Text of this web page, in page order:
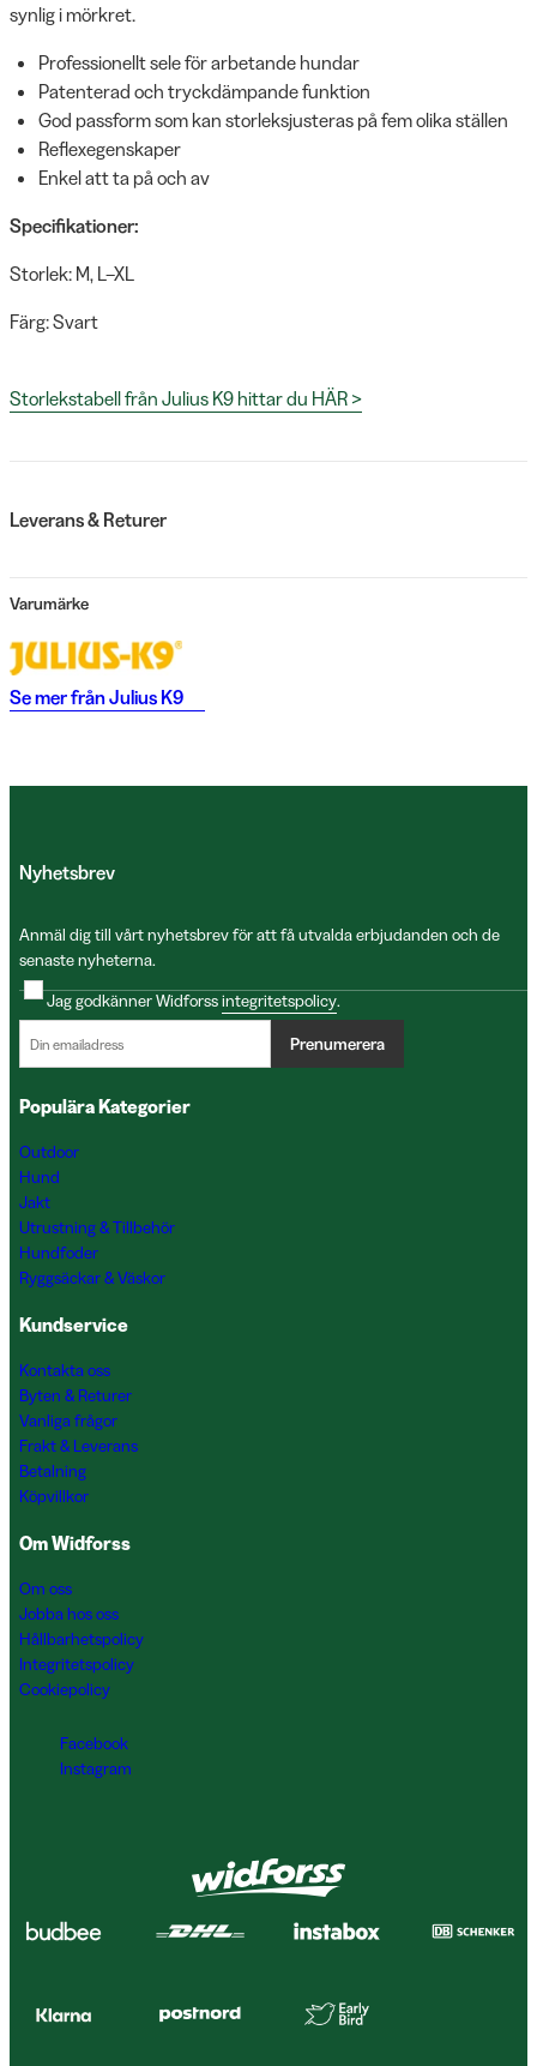
synlig i mörkret.
Professionellt sele för arbetande hundar
Patenterad och tryckdämpande funktion
God passform som kan storleksjusteras på fem olika ställen
Reflexegenskaper
Enkel att ta på och av
Specifikationer:
Storlek: M, L–XL
Färg: Svart
Storlekstabell från Julius K9 hittar du HÄR >
Leverans & Returer
Varumärke
Se mer frånJulius K9
Nyhetsbrev
Anmäl dig till vårt nyhetsbrev för att få utvalda erbjudanden och de
senaste nyheterna.
Jag godkänner Widforssintegritetspolicy.
Prenumerera
Populära Kategorier
Outdoor
Hund
Jakt
Utrustning & Tillbehör
Hundfoder
Ryggsäckar & Väskor
Kundservice
Kontakta oss
Byten & Returer
Vanliga frågor
Frakt & Leverans
Betalning
Köpvillkor
Om Widforss
Om oss
Jobba hos oss
Hållbarhetspolicy
Integritetspolicy
Cookiepolicy
Facebook
Instagram